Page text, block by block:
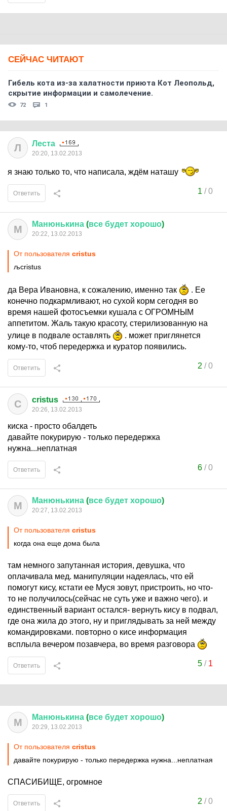
СЕЙЧАС ЧИТАЮТ
Гибель кота из-за халатности приюта Кот Леопольд,
скрытиe информации и самолечение.
72 1
Л Леста
20:20, 13.02.2013
я знаю только то, что написала, ждём наташу
1 /0
Ответить
М Манюнькина (все будет хорошо)
20:22, 13.02.2013
От пользователя cristus
љcristus
да Вера Ивановна, к сожалению, именно так
. Ее
конечно подкармливают, но сухой корм сегодня во
время нашей фотосъемки кушала с ОГРОМНЫМ
аппетитом. Жаль такую красоту, стерилизованную на
улице в подвале оставлять
. может приглянется
кому-то, чтоб передержка и куратор появились.
2 /0
Ответить
C cristus
20:26, 13.02.2013
киска - просто обалдеть
давайте покурирую - только передержка
нужна...неплатная
6/0
Ответить
М Манюнькина (все будет хорошо)
20:27, 13.02.2013
От пользователя cristus
когда она еще дома была
там немного запутанная история, девушка, что
оплачивала мед. манипуляции надеялась, что ей
помогут кису, кстати ее Муся зовут, пристроить, но что-
то не получилось(сейчас не суть уже и важно чего). и
единственный вариант остался- вернуть кису в подвал,
где она жила до этого, ну и приглядывать за ней между
командировками. повторно о кисе информация
всплыла вечером позавчера, во время разговора
5/ 1
Ответить
М Манюнькина (все будет хорошо)
20:29, 13.02.2013
От пользователя cristus
давайте покурирую - только передержка нужна...неплатная
СПАСИБИЩЕ, огромное
2 /0
Ответить